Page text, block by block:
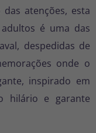
atenções, esta
é uma das
despedidas de
onde o
inspirado em
hilário e garante